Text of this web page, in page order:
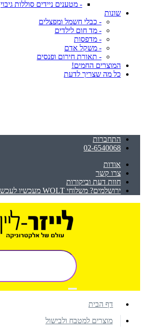
- מטענים ניידים סוללות גיבוי
שונות
- כבלי חשמל ומפצלים
- מד חום לילדים
- מדפסות
- משקל אדם
- תאורת חירום ופנסים
המוצרים החמים!
כל מה שצריך לדעת
התחברות
02-6540068
אודות
צרו קשר
חוות דעת וביקורות
ירושלמים? משלוחי WOLT מעכשיו לעכשיו!
דף הבית
מוצרים למטבח ולבישול